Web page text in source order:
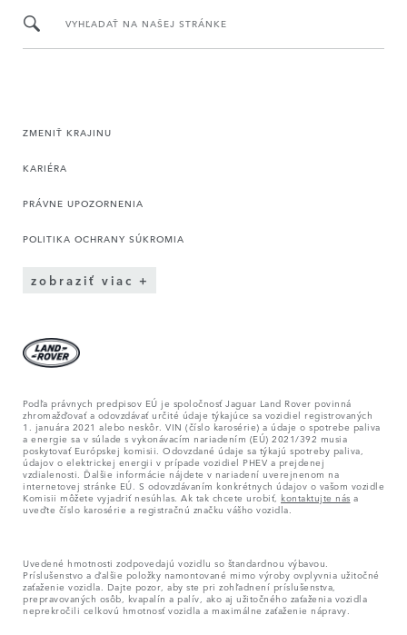
VYHĽADAŤ NA NAŠEJ STRÁNKE
ZMENIŤ KRAJINU
KARIÉRA
PRÁVNE UPOZORNENIA
POLITIKA OCHRANY SÚKROMIA
zobraziť viac
Podľa právnych predpisov EÚ je spoločnosť Jaguar Land Rover povinná
zhromažďovať a odovzdávať určité údaje týkajúce sa vozidiel registrovaných
1. januára 2021 alebo neskôr. VIN (číslo karosérie) a údaje o spotrebe paliva
a energie sa v súlade s vykonávacím nariadením (EÚ) 2021/392 musia
poskytovať Európskej komisii. Odovzdané údaje sa týkajú spotreby paliva,
údajov o elektrickej energii v prípade vozidiel PHEV a prejdenej
vzdialenosti. Ďalšie informácie nájdete v nariadení uverejnenom na
internetovej stránke EÚ. S odovzdávaním konkrétnych údajov o vašom vozidle
Komisii môžete vyjadriť nesúhlas. Ak tak chcete urobiť, kontaktujte nás a
uveďte číslo karosérie a registračnú značku vášho vozidla.
Uvedené hmotnosti zodpovedajú vozidlu so štandardnou výbavou.
Príslušenstvo a ďalšie položky namontované mimo výroby ovplyvnia užitočné
zaťaženie vozidla. Dajte pozor, aby ste pri zohľadnení príslušenstva,
prepravovaných osôb, kvapalín a palív, ako aj užitočného zaťaženia vozidla
neprekročili celkovú hmotnosť vozidla a maximálne zaťaženie nápravy.